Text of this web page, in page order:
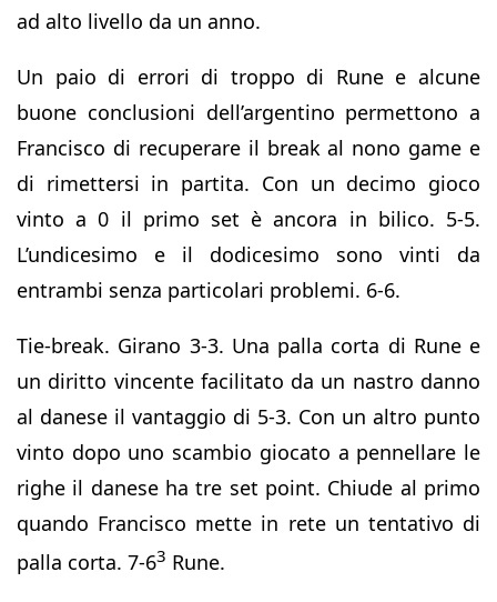
ad alto livello da un anno.
Un paio di errori di troppo di Rune e alcune
buone conclusioni dell’argentino permettono a
Francisco di recuperare il break al nono game e
di rimettersi in partita. Con un decimo gioco
vinto a 0 il primo set è ancora in bilico. 5-5.
L’undicesimo e il dodicesimo sono vinti da
entrambi senza particolari problemi. 6-6.
Tie-break. Girano 3-3. Una palla corta di Rune e
un diritto vincente facilitato da un nastro danno
al danese il vantaggio di 5-3. Con un altro punto
vinto dopo uno scambio giocato a pennellare le
righe il danese ha tre set point. Chiude al primo
quando Francisco mette in rete un tentativo di
palla corta. 7-63 Rune.